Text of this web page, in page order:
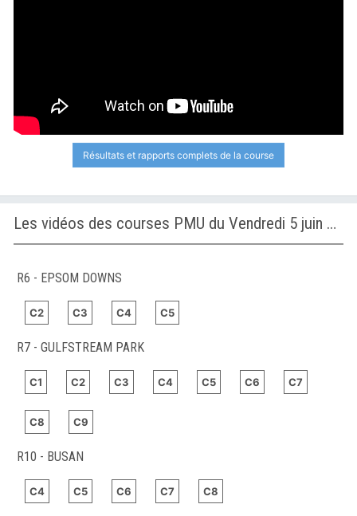
Résultats et rapports complets de la course
Les vidéos des courses PMU du Vendredi 5 juin 2026
R6 - EPSOM DOWNS
C2 C3 C4 C5
R7 - GULFSTREAM PARK
C1 C2 C3 C4 C5 C6 C7
C8 C9
R10 - BUSAN
C4 C5 C6 C7 C8